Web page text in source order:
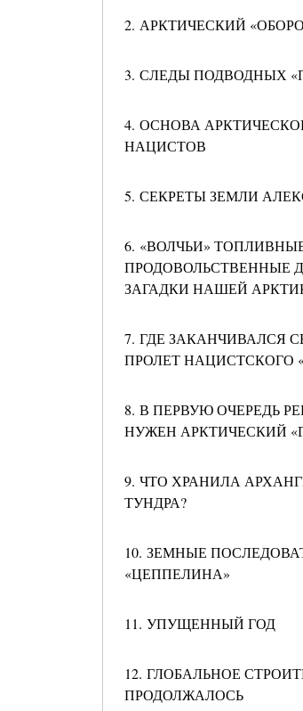
2. АРКТИЧЕСКИЙ
3. СЛЕДЫ ПОДВОДНЫХ
4. ОСНОВА
НАЦИСТОВ
5. СЕКРЕТЫ ЗЕМЛИ
6. «ВОЛЧЬИ»
ПРОДОВОЛЬСТВЕННЫЕ
ЗАГАДКИ НАШЕЙ
7. ГДЕ ЗАКАНЧИВАЛСЯ
ПРОЛЕТ НАЦИСТСКОГО
8. В ПЕРВУЮ ОЧЕРЕДЬ
НУЖЕН АРКТИЧЕСКИЙ
9. ЧТО ХРАНИЛА
ТУНДРА?
10. ЗЕМНЫЕ
«ЦЕППЕЛИНА»
11. УПУЩЕННЫЙ ГОД
12. ГЛОБАЛЬНОЕ
ПРОДОЛЖАЛОСЬ